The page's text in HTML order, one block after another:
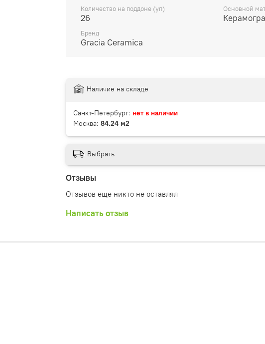
Количество на поддоне (уп)
26
Основной
Бренд
Gracia Ceramica
Отзывы
Отзывов еще никто не оставлял
Написать отзыв
Наличие на складе
Санкт-Петербург: нет в наличии
Москва: 84.24 м2
Выбрать